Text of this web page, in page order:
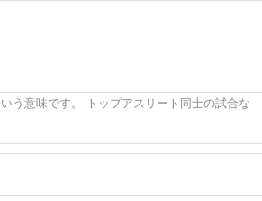
う意味です。 トップアスリート同士の試合な